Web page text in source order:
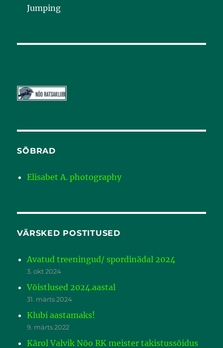
Jumping
SÕBRAD
Elisabet A. photography
VÄRSKED POSTITUSED
Avatud treeningud/ spordinädal 2024
3. okt 2024
Võistlused 2024.aastal
31. märts 2024
Klubi aastamaks!
9. märts 2022
Kärol Valvik Nõo RK meister takistussõidus